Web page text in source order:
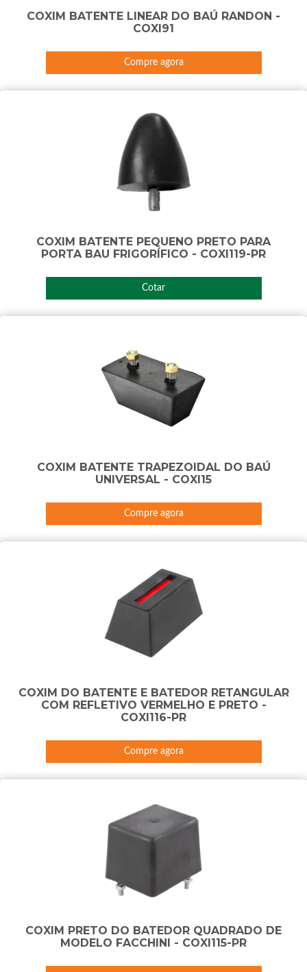
COXIM BATENTE LINEAR DO BAÚ RANDON -
COXI91
Compre agora
COXIM BATENTE PEQUENO PRETO PARA
PORTA BAU FRIGORÍFICO - COXI119-PR
Cotar
COXIM BATENTE TRAPEZOIDAL DO BAÚ
UNIVERSAL - COXI15
Compre agora
COXIM DO BATENTE E BATEDOR RETANGULAR
COM REFLETIVO VERMELHO E PRETO -
COXI116-PR
Compre agora
COXIM PRETO DO BATEDOR QUADRADO DE
MODELO FACCHINI - COXI115-PR